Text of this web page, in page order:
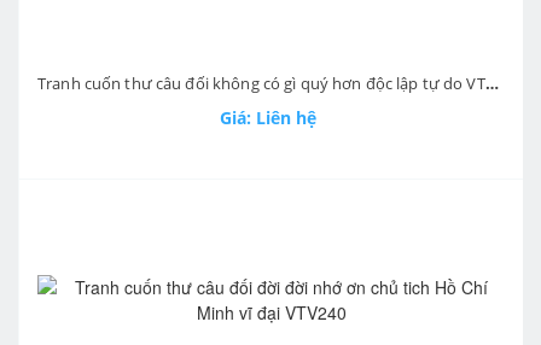
Tranh cuốn thư câu đối không có gì quý hơn độc lập tự do VTV241
Giá: Liên hệ